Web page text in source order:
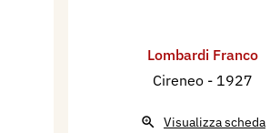
Lombardi Franco
Cireneo - 1927
Visualizza scheda